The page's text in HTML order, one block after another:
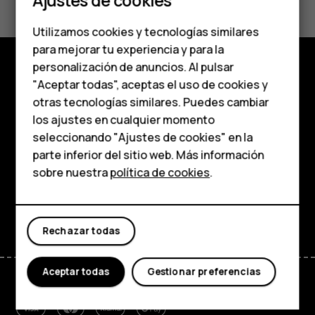
Teléfonos para
personas mayores
Accesorios
HMD Terra M
Para empresas
Tabletas
Tienda
Mi cuenta
Tienda
Acerca de
Planet and people
Asistencia
FacebookInstagram
TiktokYoutubeLinkedinDiscord
Utilizamos cookies y tecnologías similares
para mejorar tu experiencia y para la
personalización de anuncios. Al pulsar
"Aceptar todas", aceptas el uso de cookies y
otras tecnologías similares. Puedes cambiar
los ajustes en cualquier momento
seleccionando "Ajustes de cookies" en la
parte inferior del sitio web. Más información
sobre nuestrapolítica de cookies.
Rechazar todas
Gestionar preferencias
Aceptar todas